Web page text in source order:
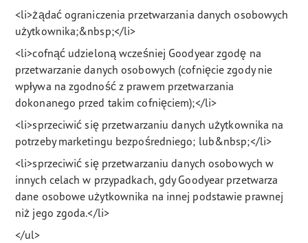
<li>żądać ograniczenia przetwarzania danych osobowych
użytkownika;&nbsp;</li>
<li>cofnąć udzieloną wcześniej Goodyear zgodę na
przetwarzanie danych osobowych (cofnięcie zgody nie
wpływa na zgodność z prawem przetwarzania
dokonanego przed takim cofnięciem);</li>
<li>sprzeciwić się przetwarzaniu danych użytkownika na
potrzeby marketingu bezpośredniego; lub&nbsp;</li>
<li>sprzeciwić się przetwarzaniu danych osobowych w
innych celach w przypadkach, gdy Goodyear przetwarza
dane osobowe użytkownika na innej podstawie prawnej
niż jego zgoda.</li>
</ul>